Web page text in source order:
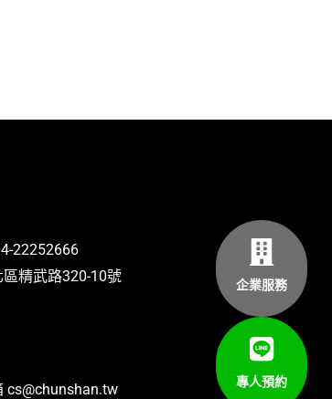
企業服務
專人預約
22252666
區精武路320-10號
cs@chunshan.tw